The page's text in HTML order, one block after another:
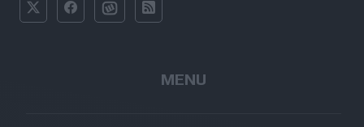
MENU